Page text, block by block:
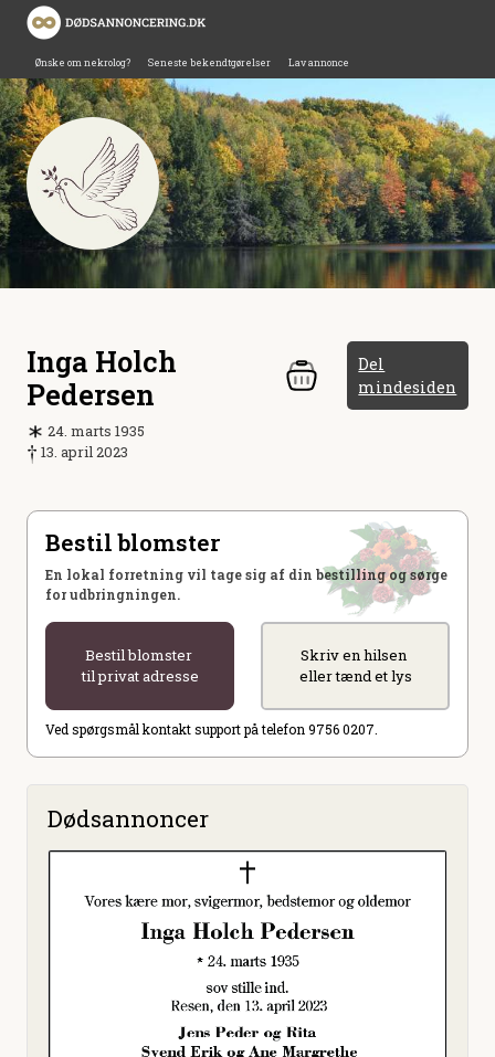
Ønske om nekrolog? Seneste bekendtgørelser Lav annonce
Inga Holch
Pedersen
Del
mindesiden
24. marts 1935
13. april 2023
Bestil blomster
En lokal forretning vil tage sig af din bestilling og sørge
for udbringningen.
Bestil blomster
til privat adresse
Skriv en hilsen
eller tænd et lys
Ved spørgsmål kontakt support på telefon 9756 0207.
Dødsannoncer